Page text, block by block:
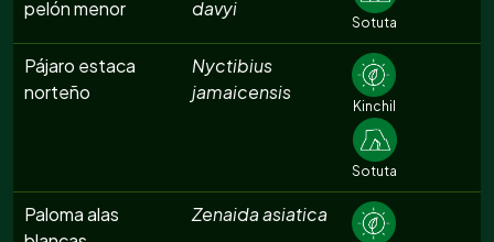
pelón menor
davyi
Sotuta
Pájaro estaca
norteño
Nyctibius
jamaicensis
Kinchil
Sotuta
Paloma alas
Zenaida asiatica